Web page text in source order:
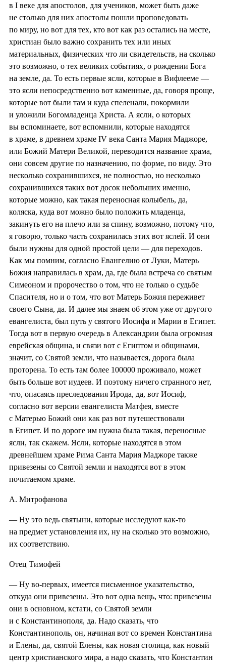
в I веке для апостолов, для учеников, может быть даже
не столько для них апостолы пошли проповедовать
по миру, но вот для тех, кто вот как раз остались на месте,
христиан было важно сохранить тех или иных
материальных, физических что ли свидетельств, на сколько
это возможно, о тех великих событиях, о рождении Бога
на земле, да. То есть первые ясли, которые в Вифлееме —
это ясли непосредственно вот каменные, да, говоря проще,
которые вот были там и куда спеленали, покормили
и уложили Богомладенца Христа. А ясли, о которых
вы вспоминаете, вот вспомнили, которые находятся
в храме, в древнем храме IV века Санта Мария Маджоре,
или Божий Матери Великой, переводится название храма,
они совсем другие по назначению, по форме, по виду. Это
несколько сохранившихся, не полностью, но несколько
сохранившихся таких вот досок небольших именно,
которые можно, как такая переносная колыбель, да,
коляска, куда вот можно было положить младенца,
закинуть его на плечо или за спину, возможно, потому что,
я говорю, только часть сохранилась этих вот яслей. И они
были нужны для одной простой цели — для переходов.
Как мы помним, согласно Евангелию от Луки, Матерь
Божия направилась в храм, да, где была встреча со святым
Симеоном и пророчество о том, что не только о судьбе
Спасителя, но и о том, что вот Матерь Божия переживет
своего Сына, да. И далее мы знаем об этом уже от другого
евангелиста, был путь у святого Иосифа и Марии в Египет.
Тогда вот в первую очередь в Александрии была огромная
еврейская община, и связи вот с Египтом и общинами,
значит, со Святой земли, что называется, дорога была
проторена. То есть там более 100000 проживало, может
быть больше вот иудеев. И поэтому ничего странного нет,
что, опасаясь преследования Ирода, да, вот Иосиф,
согласно вот версии евангелиста Матфея, вместе
с Матерью Божий они как раз вот путешествовали
в Египет. И по дороге им нужна была такая, переносные
ясли, так скажем. Ясли, которые находятся в этом
древнейшем храме Рима Санта Мария Маджоре также
привезены со Святой земли и находятся вот в этом
почитаемом храме.
А. Митрофанова
— Ну это ведь святыни, которые исследуют как-то
на предмет установления их, ну на сколько это возможно,
их соответствию.
Отец Тимофей
— Ну во-первых, имеется письменное указательство,
откуда они привезены. Это вот одна вещь, что: привезены
они в основном, кстати, со Святой земли
и с Константинополя, да. Надо сказать, что
Константинополь, он, начиная вот со времен Константина
и Елены, да, святой Елены, как новая столица, как новый
центр христианского мира, а надо сказать, что Константин